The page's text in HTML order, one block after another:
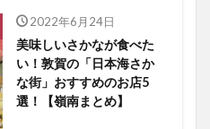
2022年6月24日
美味しいさかなが食べた
い！敦賀の「日本海さか
な街」おすすめのお店5
選！【嶺南まとめ】